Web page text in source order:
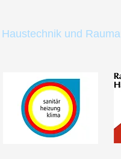
Haustechnik und